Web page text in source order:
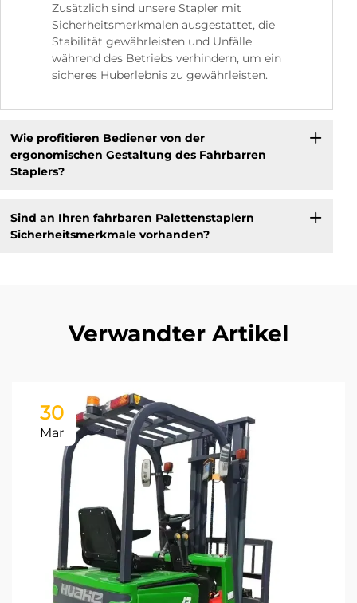
Zusätzlich sind unsere Stapler mit
Sicherheitsmerkmalen ausgestattet, die
Stabilität gewährleisten und Unfälle
während des Betriebs verhindern, um ein
sicheres Huberlebnis zu gewährleisten.
Wie profitieren Bediener von der
ergonomischen Gestaltung des Fahrbarren
Staplers?
Sind an Ihren fahrbaren Palettenstaplern
Sicherheitsmerkmale vorhanden?
Verwandter Artikel
30
Mar